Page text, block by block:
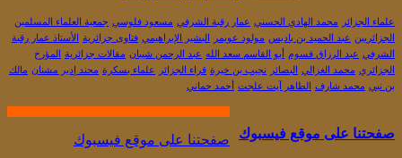
علماء الجزائر محمد الهادي الحسني عمار رقبة الشرفي مسعود فلوسي جمعية العلماء المسلمين
الجزائريين عبد الحميد بن باديس مولود عويمر البشير الإبراهيمي فتاوى جزائرية
الأستاذ عمار رقبة
الشرفي عبد الرزاق قسوم أبو القاسم سعد الله عبد الرحمن شيبان مقالات جزائرية
المؤرخ
الجزائري محمد الغزالي البصائر نجيب بن خيرة قراء الجزائر علماء بسكرة محند إدير مشنان مالك
بن نبي محمد شارف الطاهر آيت علجت أحمد حماني
صفحتنا على موقع فيسبوك صفحتنا على موقع فيسبوك